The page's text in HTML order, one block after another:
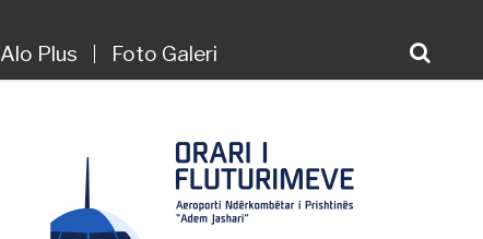
Alo Plus Foto Galeri